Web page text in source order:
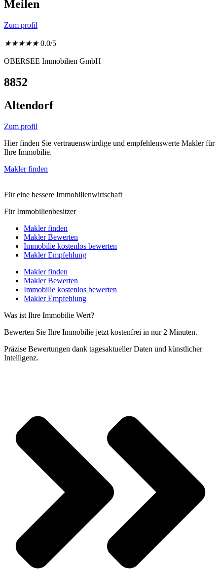
Meilen
Zum profil
★★★★★ 0.0/5
OBERSEE Immobilien GmbH
8852
Altendorf
Zum profil
Hier finden Sie vertrauenswürdige und empfehlenswerte Makler für
Ihre Immobilie.
Makler finden
Für eine bessere Immobilienwirtschaft
Für Immobilienbesitzer
Makler finden
Makler Bewerten
Immobilie kostenlos bewerten
Makler Empfehlung
Makler finden
Makler Bewerten
Immobilie kostenlos bewerten
Makler Empfehlung
Was ist Ihre Immobilie Wert?
Bewerten Sie Ihre Immobilie jetzt kostenfrei in nur 2 Minuten.
Präzise Bewertungen dank tagesaktueller Daten und künstlicher
Intelligenz.